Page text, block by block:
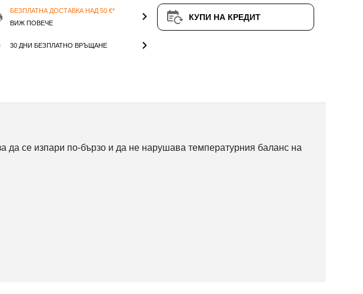
БЕЗПЛАТНА ДОСТАВКА НАД 50 €*
ВИЖ ПОВЕЧЕ
30 ДНИ БЕЗПЛАТНО ВРЪЩАНЕ
КУПИ НА КРЕДИТ
да се изпари по-бързо и да не нарушава температурния баланс на